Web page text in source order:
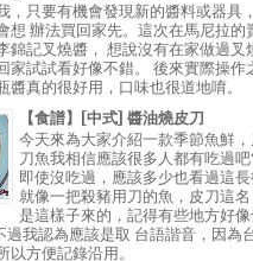
，只要有機會發現新的醬料或器具
想 辦法買回家先。這次在馬尼拉的
錦記叉燒醬， 想說沒有在家做過叉
家試試看好像不錯。 後來實際操作
醬真的很好用，口味也很道地唷。
【食譜】[中式] 醬油燒皮刀
今天來為大家介紹一款季節魚鮮，
刀魚我相信應該很多人都有吃過吧
即使沒吃過，應該多少也看過這
就像一把殺豬用刀的魚，皮刀這名
是這樣子來的，記得有些地方好
過我認為應該是取 台語諧音，因為
以方便記錄沿用。